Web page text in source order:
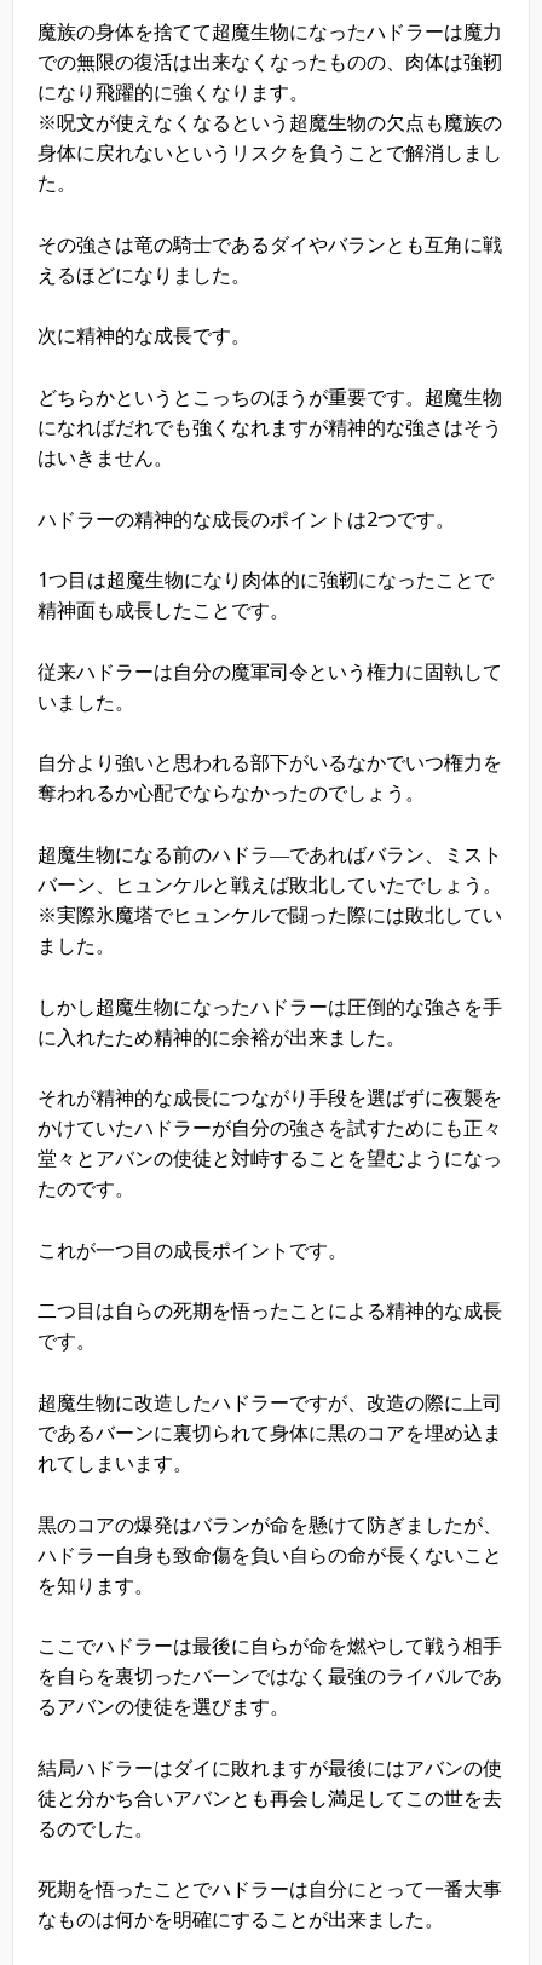
魔族の身体を捨てて超魔生物になったハドラーは魔力
での無限の復活は出来なくなったものの、肉体は強靭
になり飛躍的に強くなります。
※呪文が使えなくなるという超魔生物の欠点も魔族の
身体に戻れないというリスクを負うことで解消しまし
た。
その強さは竜の騎士であるダイやバランとも互角に戦
えるほどになりました。
次に精神的な成長です。
どちらかというとこっちのほうが重要です。超魔生物
になればだれでも強くなれますが精神的な強さはそう
はいきません。
ハドラーの精神的な成長のポイントは2つです。
1つ目は超魔生物になり肉体的に強靭になったことで
精神面も成長したことです。
従来ハドラーは自分の魔軍司令という権力に固執して
いました。
自分より強いと思われる部下がいるなかでいつ権力を
奪われるか心配でならなかったのでしょう。
超魔生物になる前のハドラ―であればバラン、ミスト
バーン、ヒュンケルと戦えば敗北していたでしょう。
※実際氷魔塔でヒュンケルで闘った際には敗北してい
ました。
しかし超魔生物になったハドラーは圧倒的な強さを手
に入れたため精神的に余裕が出来ました。
それが精神的な成長につながり手段を選ばずに夜襲を
かけていたハドラーが自分の強さを試すためにも正々
堂々とアバンの使徒と対峙することを望むようになっ
たのです。
これが一つ目の成長ポイントです。
二つ目は自らの死期を悟ったことによる精神的な成長
です。
超魔生物に改造したハドラーですが、改造の際に上司
であるバーンに裏切られて身体に黒のコアを埋め込ま
れてしまいます。
黒のコアの爆発はバランが命を懸けて防ぎましたが、
ハドラー自身も致命傷を負い自らの命が長くないこと
を知ります。
ここでハドラーは最後に自らが命を燃やして戦う相手
を自らを裏切ったバーンではなく最強のライバルであ
るアバンの使徒を選びます。
結局ハドラーはダイに敗れますが最後にはアバンの使
徒と分かち合いアバンとも再会し満足してこの世を去
るのでした。
死期を悟ったことでハドラーは自分にとって一番大事
なものは何かを明確にすることが出来ました。